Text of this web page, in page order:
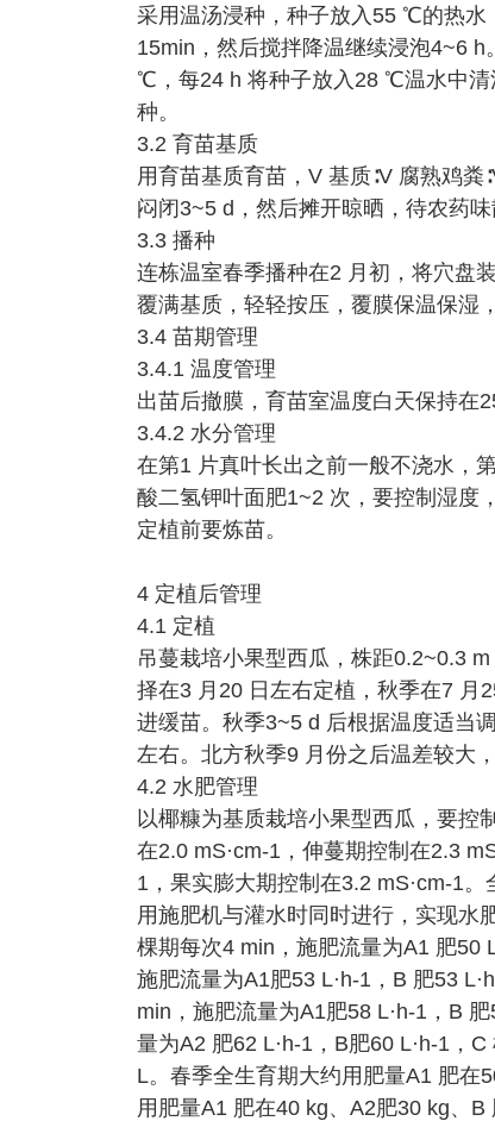
采用温汤浸种，种子放入55 ℃的热
15min，然后搅拌降温继续浸泡4~6
℃，每24 h 将种子放入28 ℃温水中
种。
3.2 育苗基质
用育苗基质育苗，V 基质∶V 腐熟鸡粪
闷闭3~5 d，然后摊开晾晒，待农药味
3.3 播种
连栋温室春季播种在2 月初，将穴盘
覆满基质，轻轻按压，覆膜保温保湿
3.4 苗期管理
3.4.1 温度管理
出苗后撤膜，育苗室温度白天保持在
3.4.2 水分管理
在第1 片真叶长出之前一般不浇水，
酸二氢钾叶面肥1~2 次，要控制湿度
定植前要炼苗。
4 定植后管理
4.1 定植
吊蔓栽培小果型西瓜，株距0.2~0.3
择在3 月20 日左右定植，秋季在7 月
进缓苗。秋季3~5 d 后根据温度适当
左右。北方秋季9 月份之后温差较大
4.2 水肥管理
以椰糠为基质栽培小果型西瓜，要控
在2.0 mS·cm-1，伸蔓期控制在2.3
1，果实膨大期控制在3.2 mS·cm-1
用施肥机与灌水时同时进行，实现水
棵期每次4 min，施肥流量为A1 肥50
施肥流量为A1肥53 L·h-1，B 肥53
min，施肥流量为A1肥58 L·h-1，B
量为A2 肥62 L·h-1，B肥60 L·h-1，
L。春季全生育期大约用肥量A1 肥在
用肥量A1 肥在40 kg、A2肥30 kg、